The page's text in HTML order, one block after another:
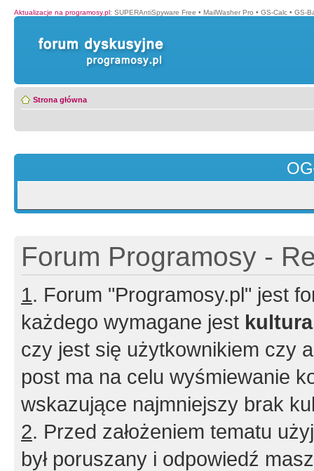
Aktualizacje na programosy.pl: SUPERAntiSpyware Free • MailWasher Pro • GS-Calc • GS-
Strona główna
Forum Programosy -
1. Forum "Programosy.pl" jest
każdego wymagane jest
czy jest się użytkownikiem czy
post ma na celu wyśmiewanie
wskazujące najmniejszy brak
2. Przed założeniem tematu
był poruszany i odpowiedź